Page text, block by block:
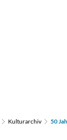
Kulturarchiv 50